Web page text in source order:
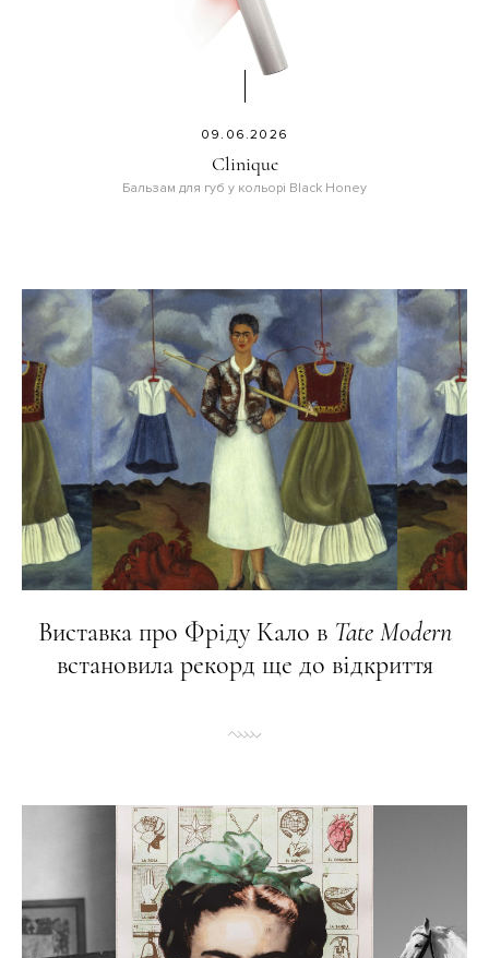
09.06.2026
Clinique
Бальзам для губ у кольорі Black Honey
Виставка про Фріду Кало в Tate Modern
встановила рекорд ще до відкриття